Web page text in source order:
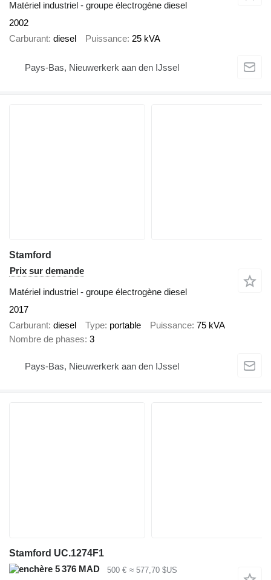
Matériel industriel - groupe électrogène diesel
2002
Carburant diesel Puissance 25 kVA
Pays-Bas, Nieuwerkerk aan den IJssel
Stamford
Prix sur demande
Matériel industriel - groupe électrogène diesel
2017
Carburant diesel Type portable Puissance 75 kVA
Nombre de phases 3
Pays-Bas, Nieuwerkerk aan den IJssel
Stamford UC.1274F1
5 376 MAD
500 € ≈ 577,70 $US